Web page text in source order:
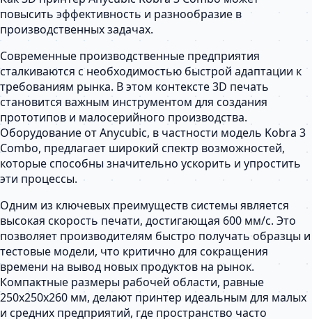
повысить эффективность и разнообразие в
производственных задачах.
Современные производственные предприятия
сталкиваются с необходимостью быстрой адаптации к
требованиям рынка. В этом контексте 3D печать
становится важным инструментом для создания
прототипов и малосерийного производства.
Оборудование от Anycubic, в частности модель Kobra 3
Combo, предлагает широкий спектр возможностей,
которые способны значительно ускорить и упростить
эти процессы.
Одним из ключевых преимуществ системы является
высокая скорость печати, достигающая 600 мм/с. Это
позволяет производителям быстро получать образцы и
тестовые модели, что критично для сокращения
времени на вывод новых продуктов на рынок.
Компактные размеры рабочей области, равные
250х250х260 мм, делают принтер идеальным для малых
и средних предприятий, где пространство часто